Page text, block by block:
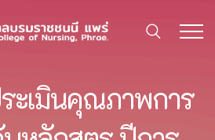
ะเมินคุณภาพการ